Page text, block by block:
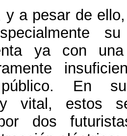
y a pesar de ello
ya con
. En
vital, estos
dos